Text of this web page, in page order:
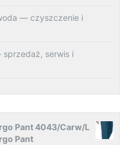
— czyszczenie i
sprzedaż, serwis i
Pant 4043/Carw/L
Pant